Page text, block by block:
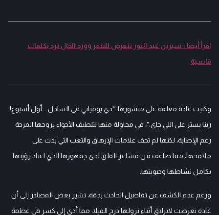
اقرأ أيضا : سيرين عبد النور تتعرض للتنمر وورد الخال ترد بكلمات
قاسية
وكتبت غادة معلقة على منشورها: "دي يومياتي في الساحل... أول أسبوع!
ربنا يستر على اللي جاي."، في محاولة منها لتلطيف الأجواء بروحها المرحة
رغم الإصابة، لكنها لم تخف علامات الإرهاق والتعب التي بدت على
ملامحها، مما ضاعف من مشاعر القلق لدى جمهورها الذي اعتاد رؤيتها
بكامل نشاطها وحيويتها.
ورغم عدم الكشف عن تفاصيل الحادث بدقة، تشير بعض المصادر إلى أن
غادة تعرضت لانزلاق أثناء نزولها درج الفيلا، مما أدى إلى كسر في عظمة